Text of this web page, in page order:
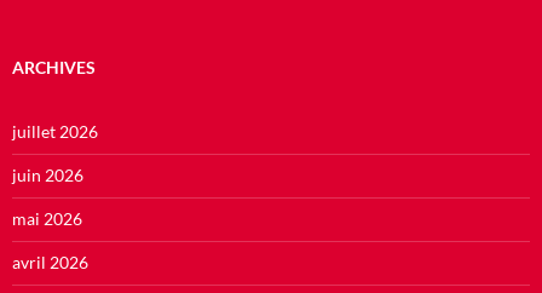
ARCHIVES
juillet 2026
juin 2026
mai 2026
avril 2026